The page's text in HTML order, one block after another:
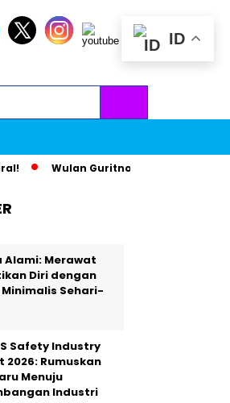
Wulan Guritno dan Baim Wong
Alami: Merawat
Diri dengan
Minimalis Sehari-
Safety Industry
2026: Rumuskan
Menuju
Industri
ID